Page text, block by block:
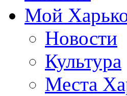
Мой
Новости
Культура
Места